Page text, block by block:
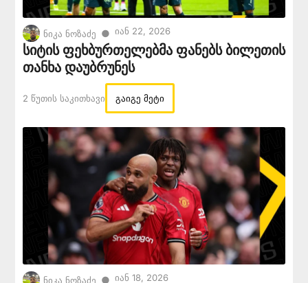
ნიკა ნოზაძე ● Იან 22, 2026
სიტის ფეხბურთელებმა ფანებს ბილეთის
თანხა დაუბრუნეს
2 Წუთის Საკითხავი გაიგე მეტი
ნიკა ნოზაძე ● Იან 18, 2026